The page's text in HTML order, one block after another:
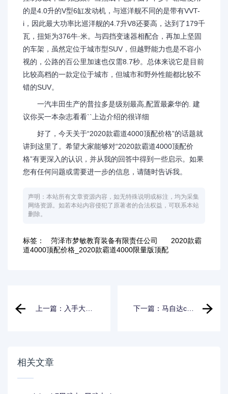
的是4.0升的V型6缸发动机，与巡洋舰不同的是带有VVT-
i，因此最大功率比巡洋舰的4.7升V8还要高，达到了179千
瓦，扭矩为376牛·米。与四挡变速器相配合，再加上坚固
的车架，虽然定位于城市型SUV，但越野能力也是不容小
视的，公路的百公里加速也仅需8.7秒。总体来说它是目前
比较高档的一款定位于城市，但城市和野外性能都比较不
错的SUV。
一汽丰田生产的普拉多是级别最高,配置最豪华的. 建
议你买一本杂志看看``上边介绍的很详细
好了，今天关于“2020款霸道4000顶配价格”的话题就
讲到这里了。希望大家能够对“2020款霸道4000顶配价
格”有更深入的认识，并从我的回答中得到一些启示。如果
您有任何问题或需要进一步的信息，请随时告诉我。
声明：本站所有文章资源内容，如无特殊说明或标注，均为采集
网络资源。如若本站内容侵犯了原著者的合法权益，可联系本站
删除。
标签： 菏泽市梦敏教育装备有限责任公司
2020款霸
道4000顶配价格_2020款霸道4000限量版顶配
上一篇：入手大通
下一篇：马自达cx4
相关文章